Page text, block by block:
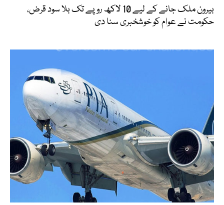
بیرون ملک جانے کے لیے 10 لاکھ روپے تک بلا سود قرض،
حکومت نے عوام کو خوشخبری سنا دی